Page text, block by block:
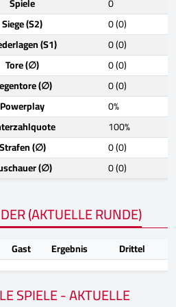
Spiele
0
Siege (S2)
0 (0)
(S1)
0 (0)
Tore (∅)
0 (0)
(∅)
0 (0)
Powerplay
0%
100%
Strafen (∅)
0 (0)
(∅) 0 (0)
(AKTUELLE RUNDE)
Gast Ergebnis Drittel
SPIELE - AKTUELLE